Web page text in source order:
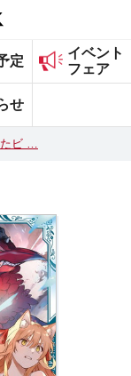
定
イベント
フェア
せ
ビ …